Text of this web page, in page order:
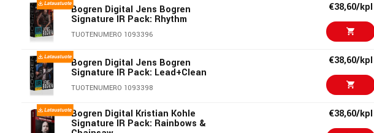
Bogren Digital Jens Bogren
Signature IR Pack: Rhythm
TUOTENUMERO 1093396
€38,60/kpl
Bogren Digital Jens Bogren
Signature IR Pack: Lead+Clean
TUOTENUMERO 1093398
€38,60/kpl
Bogren Digital Kristian Kohle
Signature IR Pack: Rainbows &
€38,60/kpl